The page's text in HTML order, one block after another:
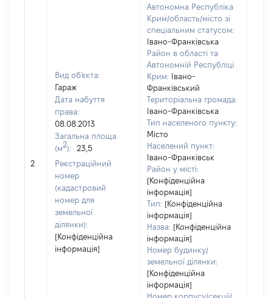
2
Вид об'єкта:
Гараж
Дата набуття
права:
08.08.2013
Загальна площа
(м2):
23,5
Реєстраційний
номер
(кадастровий
номер для
земельної
ділянки):
[Конфіденційна
інформація]
Автономна Республіка
Крим/область/місто зі
спеціальним статусом:
Івано-Франківська
Район в області та
Автономній Республіці
Крим:
Івано-
Франківський
Територіальна громада:
Івано-Франківська
Тип населеного пункту:
Місто
Населений пункт:
Івано-Франківськ
Район у місті:
[Конфіденційна
інформація]
Тип: [Конфіденційна
інформація]
Назва: [Конфіденційна
інформація]
Номер будинку/
земельної ділянки:
[Конфіденційна
інформація]
Номер корпусу/секції/